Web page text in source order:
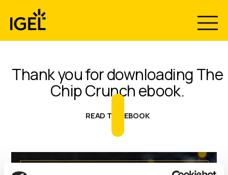
content
Thank you for downloading The
Chip Crunch ebook.
READ THE EBOOK